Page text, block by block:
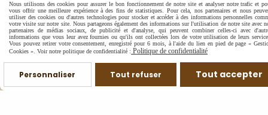
Nous utilisons des cookies pour assurer le bon fonctionnement de notre site et analyser notre trafic et
vous offrir une meilleure expérience à des fins de statistiques. Pour cela, nos partenaires et nous
utiliser des cookies ou d'autres technologies pour stocker et accéder à des informations personnelles
votre visite sur notre site. Nous partageons également des informations sur l'utilisation de notre site avec
partenaires de médias sociaux, de publicité et d'analyse, qui peuvent combiner celles-ci avec
informations que vous leur avez fournies ou qu'ils ont collectées lors de votre utilisation de leurs
Vous pouvez retirer votre consentement, enregistré pour 6 mois, à l'aide du lien en pied de page «
Cookies ». Voir notre politique de confidentialité : Politique de confidentialité
Personnaliser Tout refuser Tout accepter